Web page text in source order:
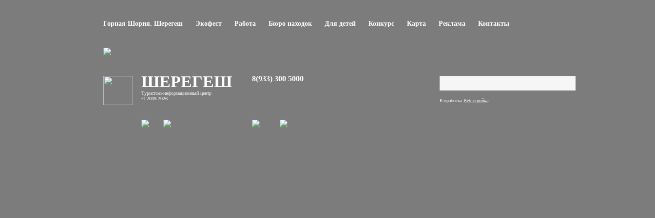
Горная Шория. Шерегеш Экофест Работа Бюро находок Для детей Конкурс Карта Реклама Контакты
ШЕРЕГЕШ
Туристско-информационный центр
© 2009-2026
8(933) 300 5000
Разработка Веб-стройка
Форма поиска